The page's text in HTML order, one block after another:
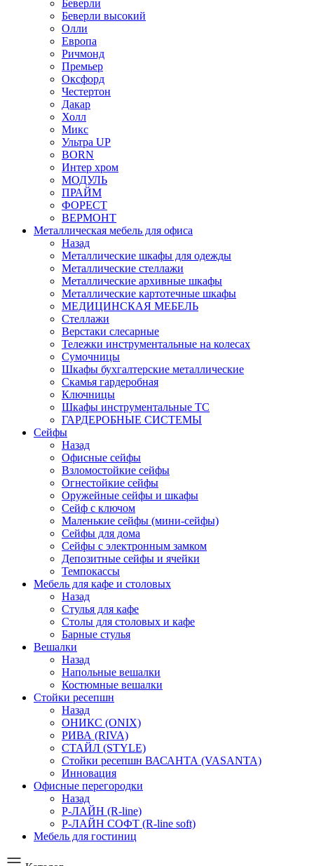
Беверли
Беверли высокий
Олли
Европа
Ричмонд
Премьер
Оксфорд
Честертон
Дакар
Холл
Микс
Ультра UP
BORN
Интер хром
МОДУЛЬ
ПРАЙМ
ФОРЕСТ
ВЕРМОНТ
Металлическая мебель для офиса
Назад
Металлические шкафы для одежды
Металлические стеллажи
Металлические архивные шкафы
Металлические картотечные шкафы
МЕДИЦИНСКАЯ МЕБЕЛЬ
Стеллажи
Верстаки слесарные
Тележки инструментальные на колесах
Сумочницы
Шкафы бухгалтерские металлические
Скамья гардеробная
Ключницы
Шкафы инструментальные ТС
ГАРДЕРОБНЫЕ СИСТЕМЫ
Сейфы
Назад
Офисные сейфы
Взломостойкие сейфы
Огнестойкие сейфы
Оружейные сейфы и шкафы
Сейф с ключом
Маленькие сейфы (мини-сейфы)
Сейфы для дома
Сейфы с электронным замком
Депозитные сейфы и ячейки
Темпокассы
Мебель для кафе и столовых
Назад
Стулья для кафе
Столы для столовых и кафе
Барные стулья
Вешалки
Назад
Напольные вешалки
Костюмные вешалки
Стойки ресепшн
Назад
ОНИКС (ONIX)
РИВА (RIVA)
СТАЙЛ (STYLE)
Стойки ресепшн ВАСАНТА (VASANTA)
Инновация
Офисные перегородки
Назад
Р-ЛАЙН (R-line)
Р-ЛАЙН СОФТ (R-line soft)
Мебель для гостиниц